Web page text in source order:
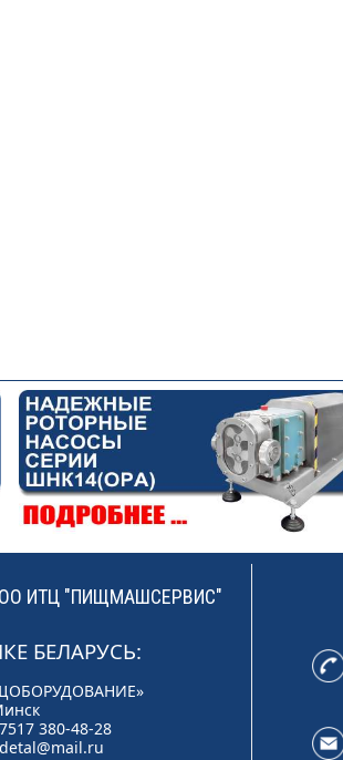
ИТЦ "ПИЩМАШСЕРВИС"
БЕЛАРУСЬ:
380-48-28